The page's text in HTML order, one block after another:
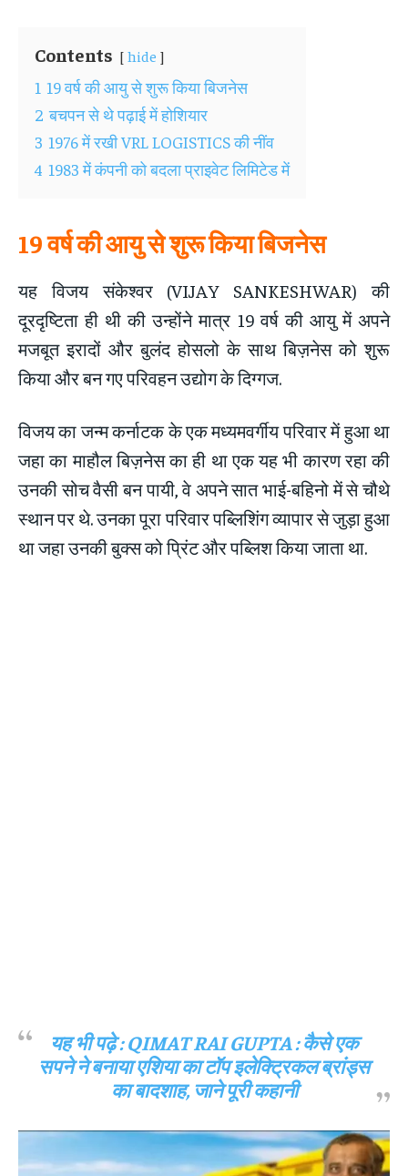
Contents hide
1 19 वर्ष की आयु से शुरू किया बिजनेस
2 बचपन से थे पढ़ाई में होशियार
3 1976 में रखी VRL LOGISTICS की नींव
4 1983 में कंपनी को बदला प्राइवेट लिमिटेड में
19 वर्ष की आयु से शुरू किया बिजनेस
यह विजय संकेश्वर (VIJAY SANKESHWAR) की
दूरदृष्टिता ही थी की उन्होंने मात्र 19 वर्ष की आयु में अपने
मजबूत इरादों और बुलंद होसलो के साथ बिज़नेस को शुरू
किया और बन गए परिवहन उद्योग के दिग्गज.
विजय का जन्म कर्नाटक के एक मध्यमवर्गीय परिवार में हुआ था
जहा का माहौल बिज़नेस का ही था एक यह भी कारण रहा की
उनकी सोच वैसी बन पायी, वे अपने सात भाई-बहिनो में से चौथे
स्थान पर थे. उनका पूरा परिवार पब्लिशिंग व्यापार से जुड़ा हुआ
था जहा उनकी बुक्स को प्रिंट और पब्लिश किया जाता था.
यह भी पढ़े :QIMAT RAI GUPTA : कैसे एक
सपने ने बनाया एशिया का टॉप इलेक्ट्रिकल ब्रांड्स
का बादशाह, जाने पूरी कहानी